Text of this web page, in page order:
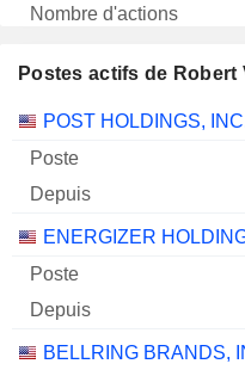
Edgewell Personal
Postes actifs de Robert
Sociétés Poste Début
POST HOLDINGS,
ENERGIZER
BELLRING BRANDS,